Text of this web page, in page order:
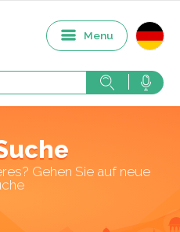
Menu
Gehen Sie auf neue